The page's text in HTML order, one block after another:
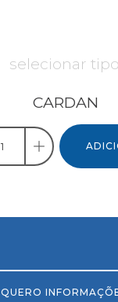
selecionar
CARDAN
QUERO